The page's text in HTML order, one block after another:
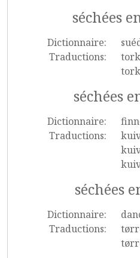
séchées
Dictionnaire:
Traductions:
séchées
Dictionnaire:
Traductions:
séchées
Dictionnaire:
Traductions: